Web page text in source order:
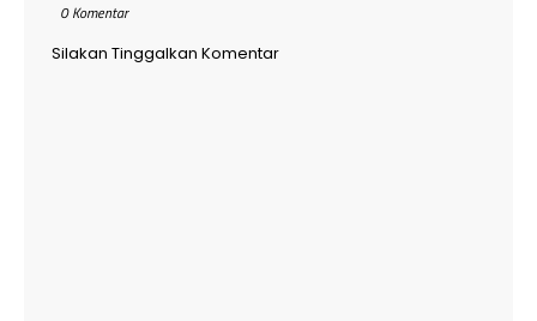
0 Komentar
Silakan Tinggalkan Komentar